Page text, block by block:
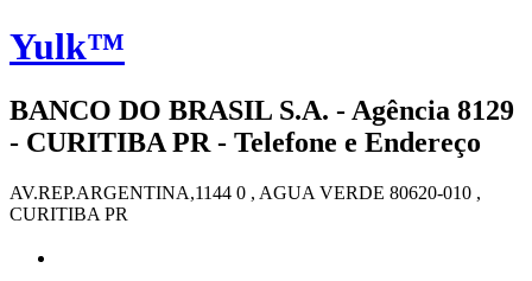
Yulk™
BANCO DO BRASIL S.A. - Agência 8129
- CURITIBA PR - Telefone e Endereço
AV.REP.ARGENTINA,1144 0 , AGUA VERDE 80620-010 ,
CURITIBA PR